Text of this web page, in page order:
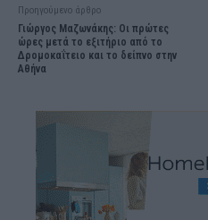
Προηγούμενο άρθρο
Γιώργος Μαζωνάκης: Οι πρώτες
ώρες μετά το εξιτήριο από το
Δρομοκαΐτειο και το δείπνο στην
Αθήνα